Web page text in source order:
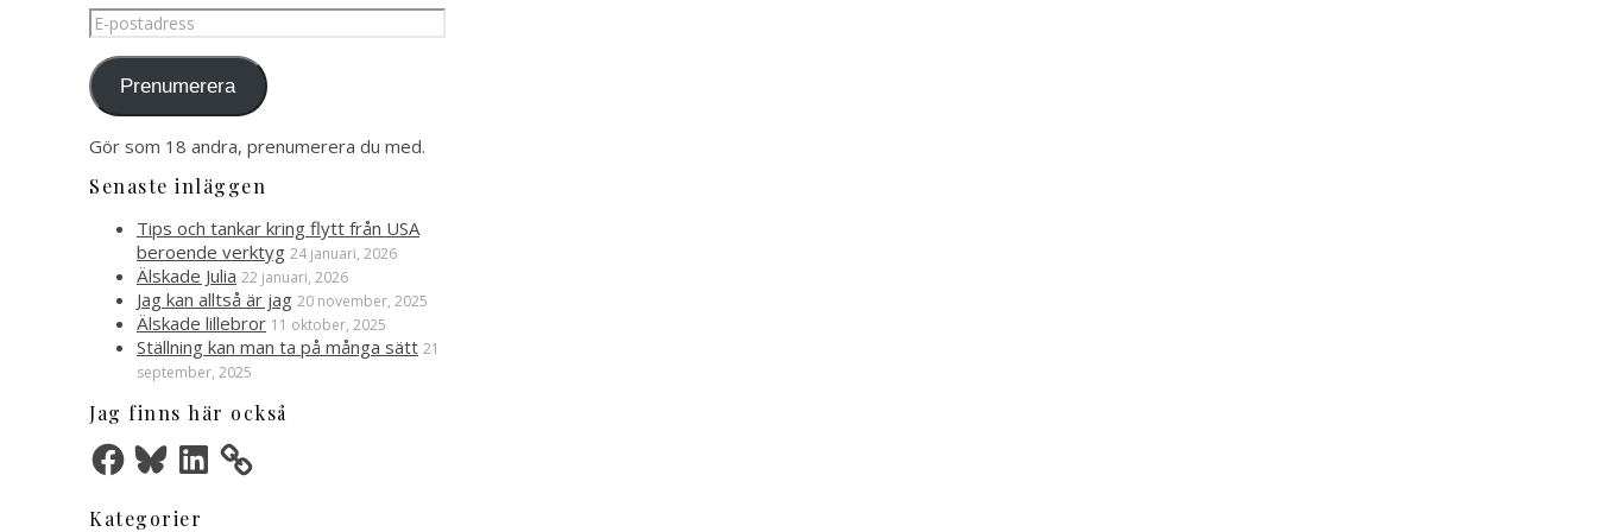
E-
postadress
Prenumerera
Gör som 18 andra, prenumerera du med.
Senaste inläggen
Tips och tankar kring flytt från USA
beroende verktyg 24 januari, 2026
Älskade Julia 22 januari, 2026
Jag kan alltså är jag 20 november, 2025
Älskade lillebror 11 oktober, 2025
Ställning kan man ta på många sätt 21
september, 2025
Jag finns här också
FacebookBlueskyLinkedIn
Kategorier